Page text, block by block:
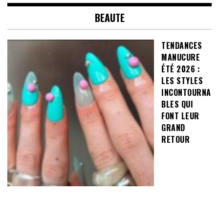
BEAUTE
TENDANCES
MANUCURE
ÉTÉ 2026 :
LES STYLES
INCONTOURNA
BLES QUI
FONT LEUR
GRAND
RETOUR